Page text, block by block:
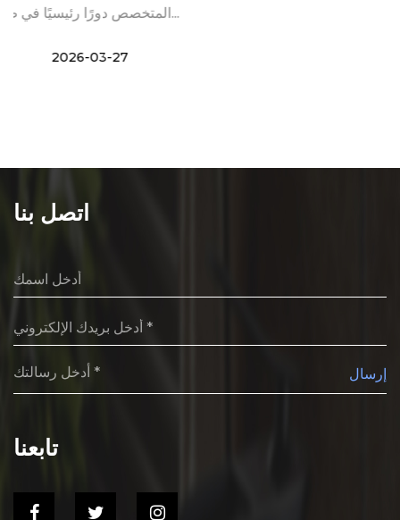
اتصل بنا
إرسال
تابعنا